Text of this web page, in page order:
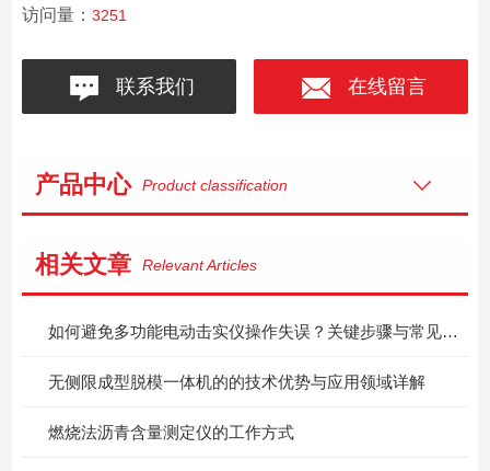
访问量： 3251
联系我们 在线留言
产品中心 Product classification
相关文章 Relevant Articles
如何避免多功能电动击实仪操作失误？关键步骤与常见问题解析
无侧限成型脱模一体机的的技术优势与应用领域详解
燃烧法沥青含量测定仪的工作方式